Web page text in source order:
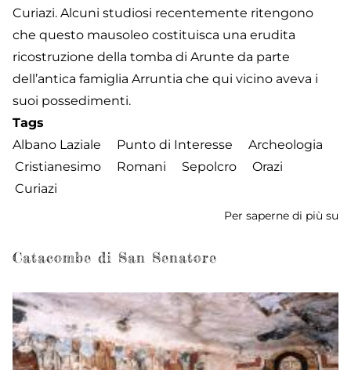
Curiazi. Alcuni studiosi recentemente ritengono
che questo mausoleo costituisca una erudita
ricostruzione della tomba di Arunte da parte
dell’antica famiglia Arruntia che qui vicino aveva i
suoi possedimenti.
Tags
Albano Laziale
Punto di Interesse
Archeologia
Cristianesimo
Romani Sepolcro
Orazi
Curiazi
Per saperne di più su
Catacombe di San Senatore